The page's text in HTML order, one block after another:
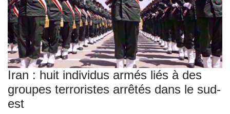
Iran : huit individus armés liés à des
groupes terroristes arrêtés dans le sud-
est